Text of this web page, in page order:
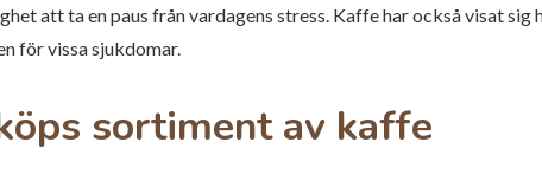
att ta en paus från vardagens stress. Kaffe har också visat
för vissa sjukdomar.
sortiment av kaffe